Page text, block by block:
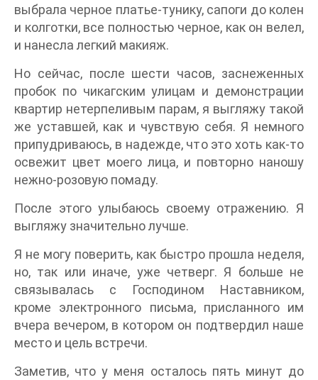
выбрала черное платье-тунику, сапоги до колен
и колготки, все полностью черное, как он велел,
и нанесла легкий макияж.
Но сейчас, после шести часов, заснеженных
пробок по чикагским улицам и демонстрации
квартир нетерпеливым парам, я выгляжу такой
же уставшей, как и чувствую себя. Я немного
припудриваюсь, в надежде, что это хоть как-то
освежит цвет моего лица, и повторно наношу
нежно-розовую помаду.
После этого улыбаюсь своему отражению. Я
выгляжу значительно лучше.
Я не могу поверить, как быстро прошла неделя,
но, так или иначе, уже четверг. Я больше не
связывалась с Господином Наставником,
кроме электронного письма, присланного им
вчера вечером, в котором он подтвердил наше
место и цель встречи.
Заметив, что у меня осталось пять минут до